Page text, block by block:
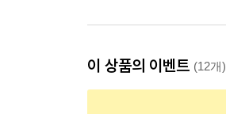
이 상품의 이벤트 (12개)